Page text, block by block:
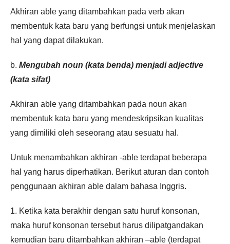
Akhiran able yang ditambahkan pada verb akan
membentuk kata baru yang berfungsi untuk menjelaskan
hal yang dapat dilakukan.
b. Mengubah noun (kata benda) menjadi adjective
(kata sifat)
Akhiran able yang ditambahkan pada noun akan
membentuk kata baru yang mendeskripsikan kualitas
yang dimiliki oleh seseorang atau sesuatu hal.
Untuk menambahkan akhiran -able terdapat beberapa
hal yang harus diperhatikan. Berikut aturan dan contoh
penggunaan akhiran able dalam bahasa Inggris.
1. Ketika kata berakhir dengan satu huruf konsonan,
maka huruf konsonan tersebut harus dilipatgandakan
kemudian baru ditambahkan akhiran –able (terdapat